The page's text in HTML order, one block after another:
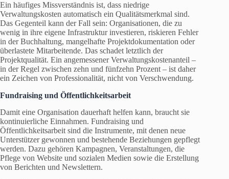
Ein häufiges Missverständnis ist, dass niedrige
Verwaltungskosten automatisch ein Qualitätsmerkmal sind.
Das Gegenteil kann der Fall sein: Organisationen, die zu
wenig in ihre eigene Infrastruktur investieren, riskieren Fehler
in der Buchhaltung, mangelhafte Projektdokumentation oder
überlastete Mitarbeitende. Das schadet letztlich der
Projektqualität. Ein angemessener Verwaltungskostenanteil –
in der Regel zwischen zehn und fünfzehn Prozent – ist daher
ein Zeichen von Professionalität, nicht von Verschwendung.
Fundraising und Öffentlichkeitsarbeit
Damit eine Organisation dauerhaft helfen kann, braucht sie
kontinuierliche Einnahmen. Fundraising und
Öffentlichkeitsarbeit sind die Instrumente, mit denen neue
Unterstützer gewonnen und bestehende Beziehungen gepflegt
werden. Dazu gehören Kampagnen, Veranstaltungen, die
Pflege von Website und sozialen Medien sowie die Erstellung
von Berichten und Newslettern.